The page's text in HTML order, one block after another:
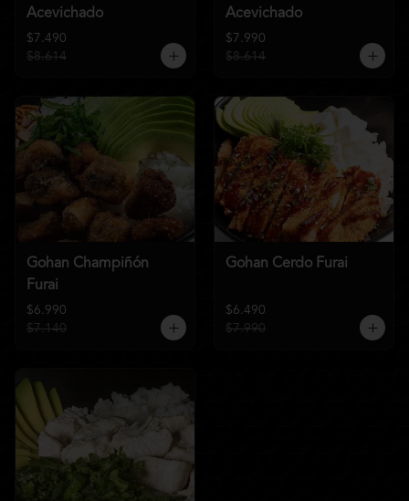
Acevichado
$7.490
$8.614
Acevichado
$7.990
$8.614
Gohan Champiñón
Furai
$6.990
$7.140
Gohan Cerdo Furai
$6.490
$7.990